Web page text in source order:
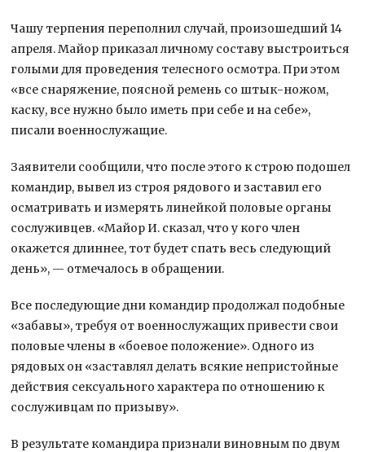
Чашу терпения переполнил случай, произошедший 14
апреля. Майор приказал личному составу выстроиться
голыми для проведения телесного осмотра. При этом
«все снаряжение, поясной ремень со штык-ножом,
каску, все нужно было иметь при себе и на себе»,
писали военнослужащие.
Заявители сообщили, что после этого к строю подошел
командир, вывел из строя рядового и заставил его
осматривать и измерять линейкой половые органы
сослуживцев. «Майор И. сказал, что у кого член
окажется длиннее, тот будет спать весь следующий
день», — отмечалось в обращении.
Все последующие дни командир продолжал подобные
«забавы», требуя от военнослужащих привести свои
половые члены в «боевое положение». Одного из
рядовых он «заставлял делать всякие непристойные
действия сексуального характера по отношению к
сослуживцам по призыву».
В результате командира признали виновным по двум